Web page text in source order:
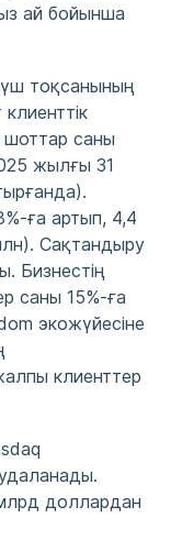
ай бойынша
тоқсанының
шоттар саны
жылғы 31
артып, 4,4
Сақтандыру
Бизнестің
саны 15%‑ға
экожүйесіне
клиенттер
доллардан